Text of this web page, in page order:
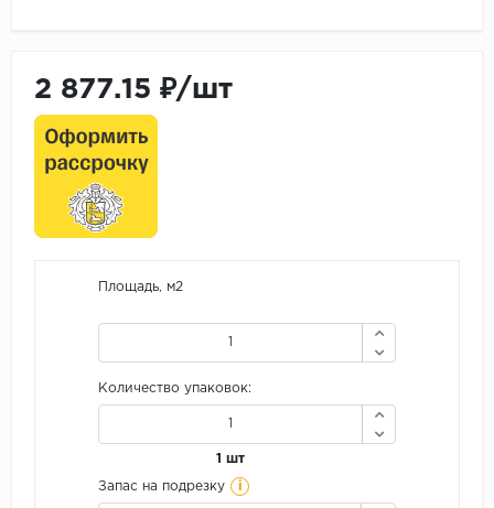
2 877.15 ₽/шт
Площадь, м2
Количество упаковок:
1 шт
Запас на подрезку i